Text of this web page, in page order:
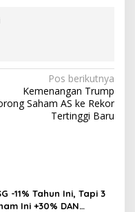
Pos berikutnya
Kemenangan Trump
Saham AS ke Rekor
Tertinggi Baru
-11% Tahun Ini, Tapi 3
Ini +30% DAN